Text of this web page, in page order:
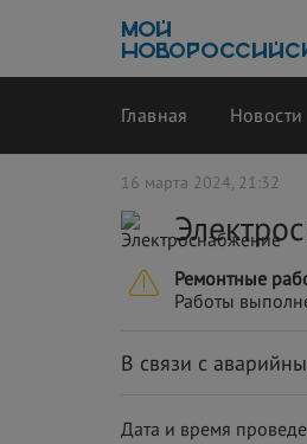
Главная Новости
16 марта 2024, 21:32
Ремонтные
Работы
В связи с
Дата и время